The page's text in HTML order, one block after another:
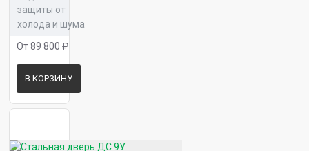
Панель 16 Тринити К 04
защиты от
холода и шума
От 89 800 ₽
В КОРЗИНУ